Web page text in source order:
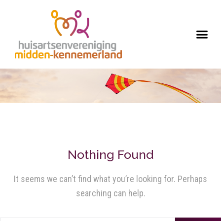
Nothing Found
It seems we can’t find what you’re looking for. Perhaps
searching can help.